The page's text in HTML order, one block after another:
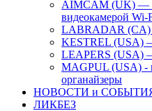
AIMCAM (UK) —
видеокамерой Wi-
LABRADAR (CA)
KESTREL (USA)
LEAPERS (USA)
MAGPUL (USA) -
органайзеры
НОВОСТИ и
ЛИКБЕЗ